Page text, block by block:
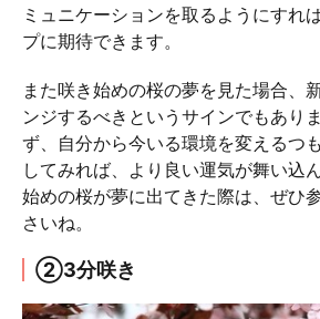
ミュニケーションを取るようにすれ
プに期待できます。
また咲き始めの桜の夢を見た場合、
ンジするべきというサインでもあり
ず、自分から今いる環境を変えるつ
してみれば、より良い運気が舞い込
始めの桜が夢に出てきた際は、ぜひ
さいね。
②3分咲き